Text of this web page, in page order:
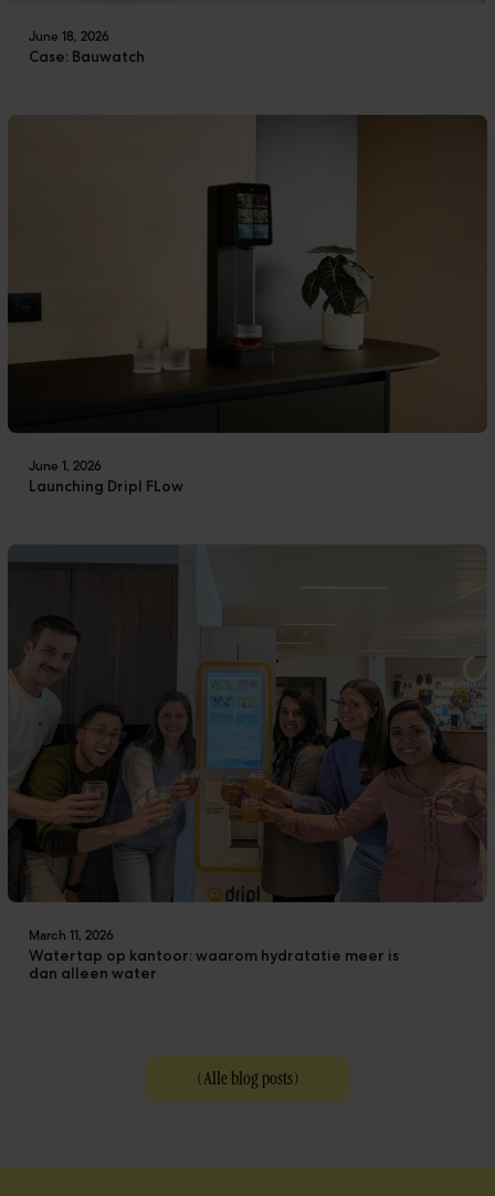
June 18, 2026
Case: Bauwatch
June 1, 2026
Launching Dripl FLow
March 11, 2026
Watertap op kantoor: waarom hydratatie meer is
dan alleen water
(Alle blog posts)